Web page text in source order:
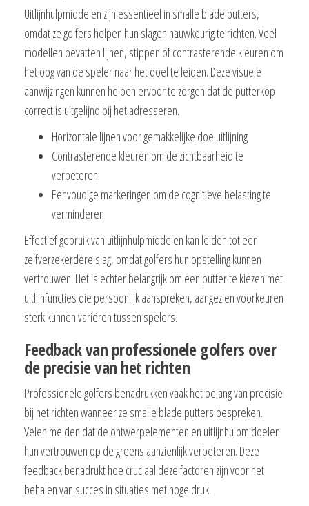
Uitlijnhulpmiddelen zijn essentieel in smalle blade putters,
omdat ze golfers helpen hun slagen nauwkeurig te richten. Veel
modellen bevatten lijnen, stippen of contrasterende kleuren om
het oog van de speler naar het doel te leiden. Deze visuele
aanwijzingen kunnen helpen ervoor te zorgen dat de putterkop
correct is uitgelijnd bij het adresseren.
Horizontale lijnen voor gemakkelijke doeluitlijning
Contrasterende kleuren om de zichtbaarheid te
verbeteren
Eenvoudige markeringen om de cognitieve belasting te
verminderen
Effectief gebruik van uitlijnhulpmiddelen kan leiden tot een
zelfverzekerdere slag, omdat golfers hun opstelling kunnen
vertrouwen. Het is echter belangrijk om een putter te kiezen met
uitlijnfuncties die persoonlijk aanspreken, aangezien voorkeuren
sterk kunnen variëren tussen spelers.
Feedback van professionele golfers over
de precisie van het richten
Professionele golfers benadrukken vaak het belang van precisie
bij het richten wanneer ze smalle blade putters bespreken.
Velen melden dat de ontwerpelementen en uitlijnhulpmiddelen
hun vertrouwen op de greens aanzienlijk verbeteren. Deze
feedback benadrukt hoe cruciaal deze factoren zijn voor het
behalen van succes in situaties met hoge druk.